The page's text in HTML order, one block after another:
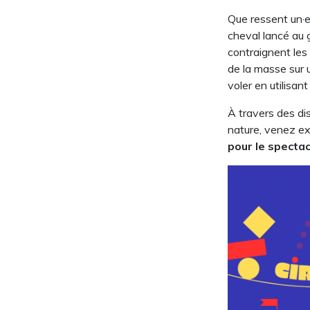
Que ressent
cheval lancé au
contraignent les
de la masse sur
voler en
À travers des
nature, venez
pour le